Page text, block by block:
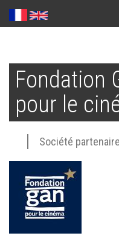
contenu
principal
Fondation
pour le
Société